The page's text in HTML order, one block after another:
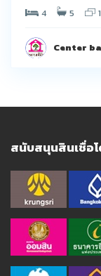
4
5
Center
สนับสนุนสินเชื่อ